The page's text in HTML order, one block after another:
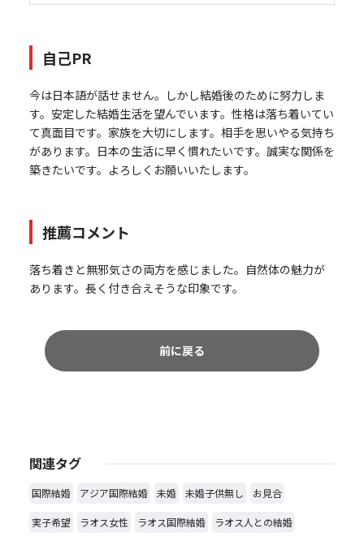
自己PR
今は日本語が話せません。しかし結婚後のために努力しま
す。安定した結婚生活を望んでいます。性格は落ち着いてい
て真面目です。家族を大切にします。相手を思いやる気持ち
があります。日本の生活に早く慣れたいです。誠実な関係を
築きたいです。よろしくお願いいたします。
推薦コメント
落ち着きと無邪気さの両方を感じました。自然体の魅力が
あります。長く付き合えそうな印象です。
前に戻る
関連タグ
国際結婚 アジア国際結婚 未婚 未婚子供無し お見合
実子希望 ラオス女性 ラオス国際結婚 ラオス人との結婚